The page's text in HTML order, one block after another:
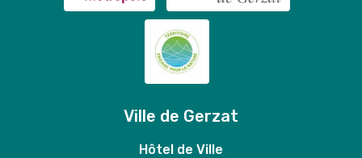
Ville de Gerzat
Hôtel de Ville